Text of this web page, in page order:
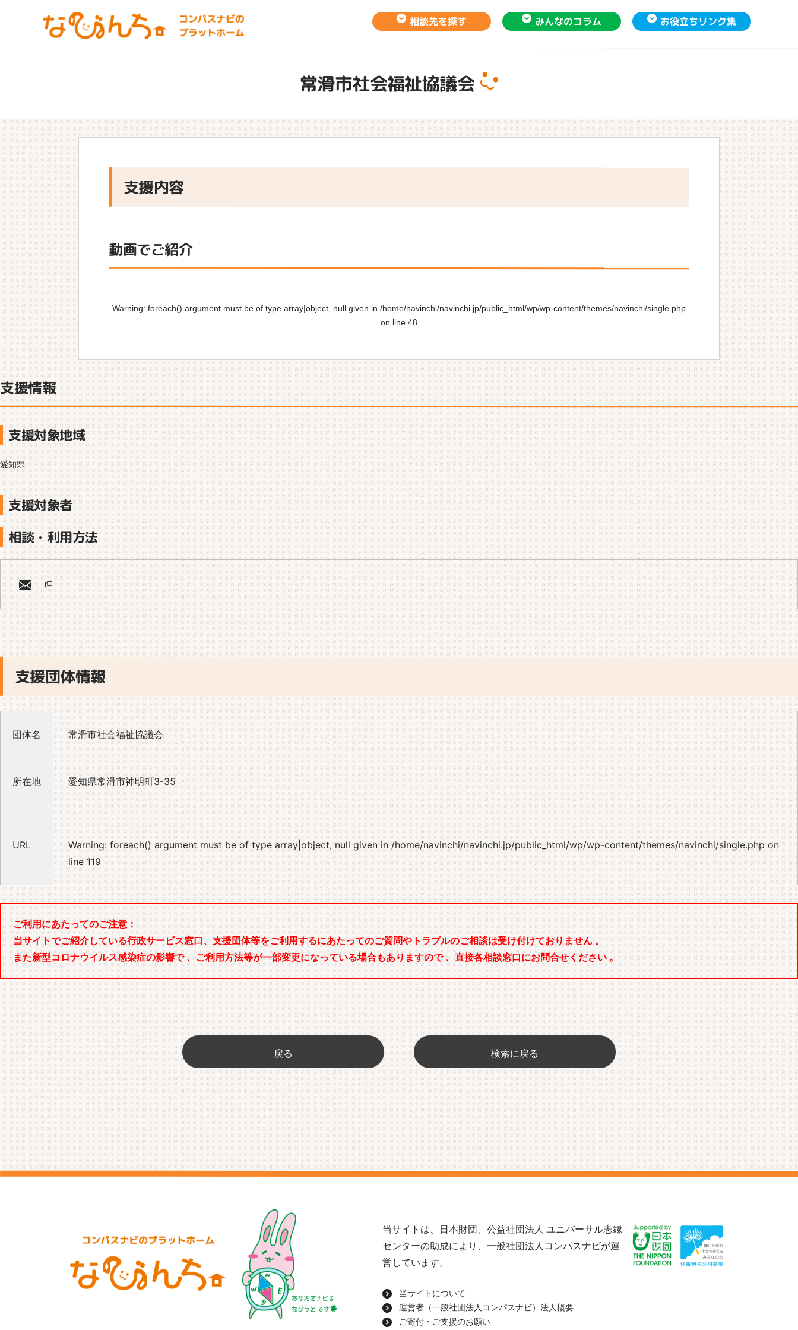
相談先を探す みんなのコラム お役立ちリンク集
常滑市社会福祉協議会
支援内容
動画でご紹介
Warning: foreach() argument must be of type array|object, null given in /home/navinchi/navinchi.jp/public_html/wp/wp-content/themes/navinchi/single.php
on line 48
支援情報
支援対象地域
愛知県
支援対象者
相談・利用方法
支援団体情報
団体名 常滑市社会福祉協議会
所在地 愛知県常滑市神明町3-35
URL Warning: foreach() argument must be of type array|object, null given in/home/navinchi/navinchi.jp/public_html/wp/wp-content/themes/navinchi/single.php on
line119
ご利用にあたってのご注意：
当サイトでご紹介している行政サービス窓口、支援団体等をご利用するにあたってのご質問やトラブルのご相談は受け付けておりません 。
また新型コロナウイルス感染症の影響で 、ご利用方法等が一部変更になっている場合もありますので 、直接各相談窓口にお問合せください 。
戻る 検索に戻る
当サイトは、日本財団、公益社団法人 ユニバーサル志縁
センターの助成により、一般社団法人コンパスナビが運
営しています。
当サイトについて
運営者（一般社団法人コンパスナビ）法人概要
ご寄付・ご支援のお願い